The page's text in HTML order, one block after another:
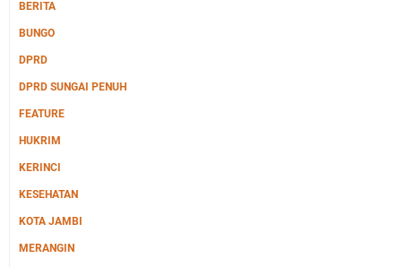
BERITA
BUNGO
DPRD
DPRD SUNGAI PENUH
FEATURE
HUKRIM
KERINCI
KESEHATAN
KOTA JAMBI
MERANGIN